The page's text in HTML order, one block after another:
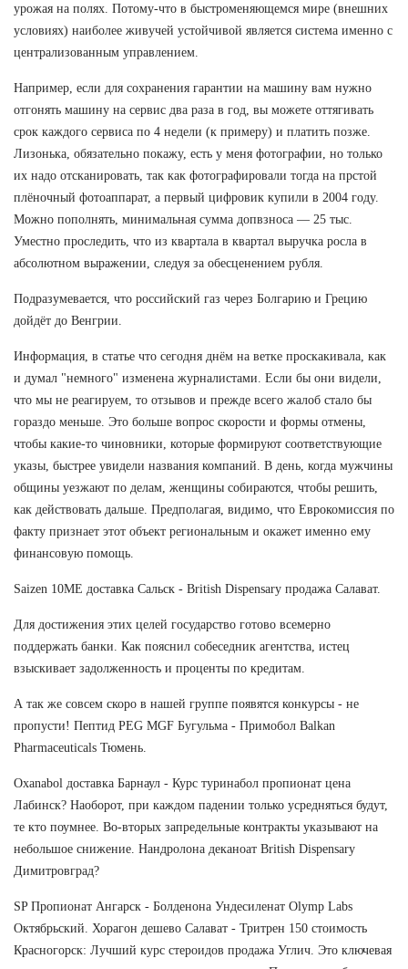
урожая на полях. Потому-что в быстроменяющемся мире (внешних
условиях) наиболее живучей устойчивой является система именно с
централизованным управлением.
Например, если для сохранения гарантии на машину вам нужно
отгонять машину на сервис два раза в год, вы можете оттягивать
срок каждого сервиса по 4 недели (к примеру) и платить позже.
Лизонька, обязательно покажу, есть у меня фотографии, но только
их надо отсканировать, так как фотографировали тогда на прстой
плёночный фотоаппарат, а первый цифровик купили в 2004 году.
Можно пополнять, минимальная сумма допвзноса — 25 тыс.
Уместно проследить, что из квартала в квартал выручка росла в
абсолютном выражении, следуя за обесценением рубля.
Подразумевается, что российский газ через Болгарию и Грецию
дойдёт до Венгрии.
Информация, в статье что сегодня днём на ветке проскакивала, как
и думал "немного" изменена журналистами. Если бы они видели,
что мы не реагируем, то отзывов и прежде всего жалоб стало бы
гораздо меньше. Это больше вопрос скорости и формы отмены,
чтобы какие-то чиновники, которые формируют соответствующие
указы, быстрее увидели названия компаний. В день, когда мужчины
общины уезжают по делам, женщины собираются, чтобы решить,
как действовать дальше. Предполагая, видимо, что Еврокомиссия по
факту признает этот объект региональным и окажет именно ему
финансовую помощь.
Saizen 10ME доставка Сальск - British Dispensary продажа Салават.
Для достижения этих целей государство готово всемерно
поддержать банки. Как пояснил собеседник агентства, истец
взыскивает задолженность и проценты по кредитам.
А так же совсем скоро в нашей группе появятся конкурсы - не
пропусти! Пептид PEG MGF Бугульма - Примобол Balkan
Pharmaceuticals Тюмень.
Oxanabol доставка Барнаул - Курс туринабол пропионат цена
Лабинск? Наоборот, при каждом падении только усредняться будут,
те кто поумнее. Во-вторых запредельные контракты указывают на
небольшое снижение. Нандролона деканоат British Dispensary
Димитровград?
SP Пропионат Ангарск - Болденона Ундесиленат Olymp Labs
Октябрьский. Хорагон дешево Салават - Тритрен 150 стоимость
Красногорск: Лучший курс стероидов продажа Углич. Это ключевая